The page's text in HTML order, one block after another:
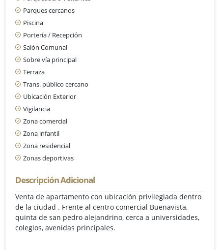
Parques cercanos
Piscina
Portería / Recepción
Salón Comunal
Sobre vía principal
Terraza
Trans. público cercano
Ubicación Exterior
Vigilancia
Zona comercial
Zona infantil
Zona residencial
Zonas deportivas
Descripción Adicional
Venta de apartamento con ubicación privilegiada dentro
de la ciudad . Frente al centro comercial Buenavista,
quinta de san pedro alejandrino, cerca a universidades,
colegios, avenidas principales.